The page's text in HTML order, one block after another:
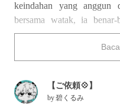
keindahan yang anggun
bersama watak, ia
mereka.
Kali ini, kami
Nikmatilah!
【ご依頼💠】
by碧くるみ